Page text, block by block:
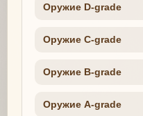
Оружие D-grade
Оружие C-grade
Оружие B-grade
Оружие A-grade